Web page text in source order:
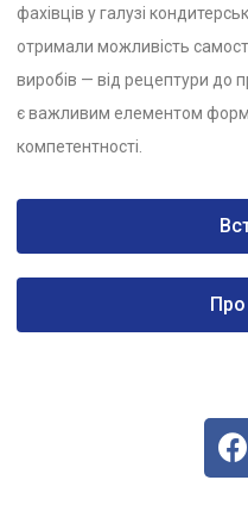
фахівців у галузі
отримали можливість
виробів — від рецептури до
є важливим елементом
компетентності.